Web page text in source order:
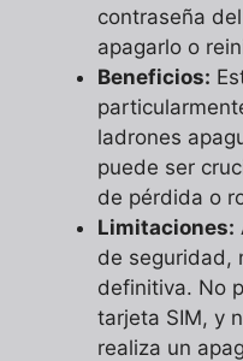
contraseña
apagarlo o
Beneficios:
ladrones
puede ser
de pérdida o
Limitaciones:
de seguridad,
definitiva. No
tarjeta SIM, y
realiza un